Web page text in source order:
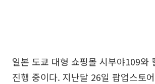
일본 도쿄 대형 쇼핑몰 시부야109와
진행 중이다. 지난달 26일 팝업스토